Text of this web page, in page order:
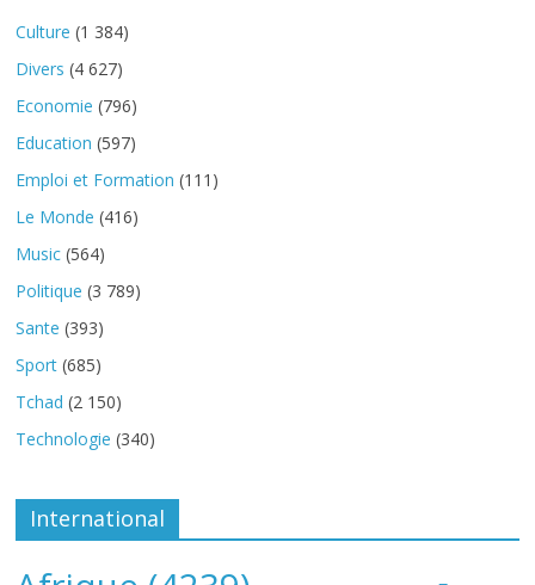
Culture (1 384)
Divers (4 627)
Economie (796)
Education (597)
Emploi et Formation (111)
Le Monde (416)
Music (564)
Politique (3 789)
Sante (393)
Sport (685)
Tchad (2 150)
Technologie (340)
International